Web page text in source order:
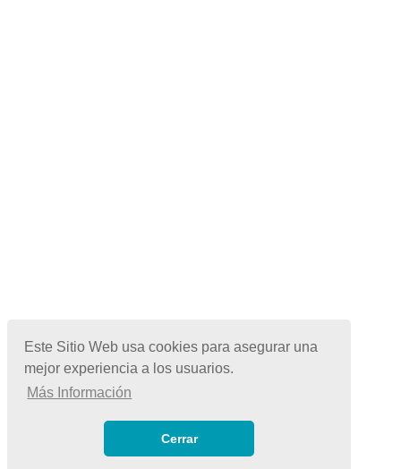
Este Sitio Web usa cookies para asegurar una
mejor experiencia a los usuarios.
Más Información
Cerrar
© Copyright 2026 | Todos los Derechos Reservados